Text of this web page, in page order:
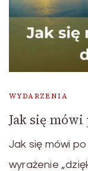
WYDARZENIA
Jak się
Jak się mówi
wyrażenie